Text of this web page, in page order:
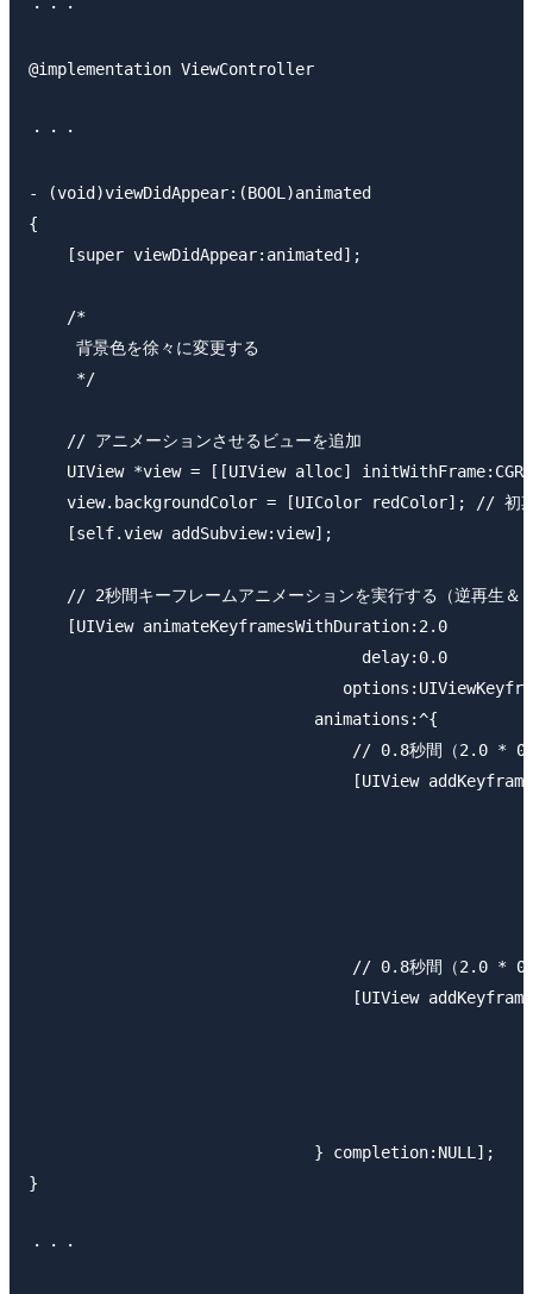
・・・
@implementation ViewController
・・・
- (void)viewDidAppear:(BOOL)animated
{
    [super viewDidAppear:animated];
    /*
     背景色を徐々に変更する
     */
    // アニメーションさせるビューを追加
UIView *view = [[UIView alloc]
view.backgroundColor = [UIColor redColor]; // 初
    [self.view addSubview:view];
// 2秒間キーフレームアニメーションを実行する（逆再生＆
    [UIView animateKeyframesWithDuration:2.0
                                   delay:0.0
                              animations:^{
// 0.8秒間（2.0 *
[UIView
// 0.8秒間（2.0 *
[UIView
                              } completion:NULL];
}
・・・